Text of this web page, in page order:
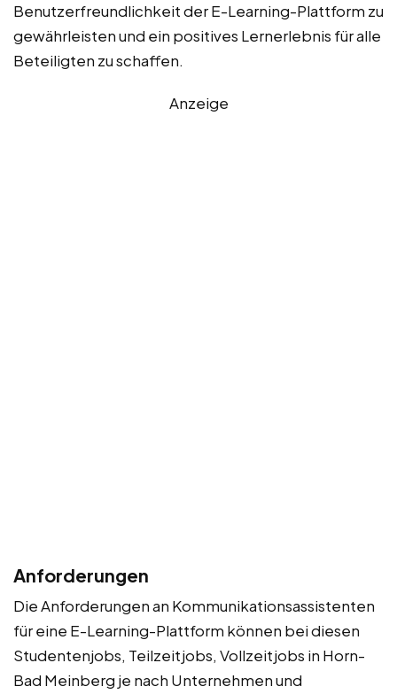
Benutzerfreundlichkeit der E-Learning-Plattform zu
gewährleisten und ein positives Lernerlebnis für alle
Beteiligten zu schaffen.
Anzeige
Anforderungen
Die Anforderungen an Kommunikationsassistenten
für eine E-Learning-Plattform können bei diesen
Studentenjobs, Teilzeitjobs, Vollzeitjobs in Horn-
Bad Meinberg je nach Unternehmen und